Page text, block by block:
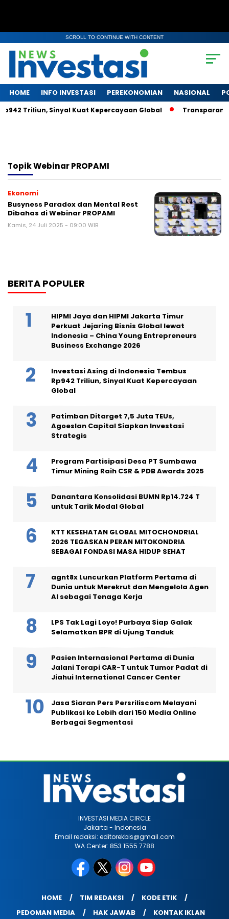
SCROLL TO CONTINUE WITH CONTENT
HOME INFO INVESTASI PEREKONOMIAN NASIONAL
Triliun, Sinyal Kuat Kepercayaan Global Transparansi
TopikWebinar PROPAMI
Ekonomi
Busyness Paradox dan Mental Rest
Dibahas di Webinar PROPAMI
Kamis, 24 Juli 2025 - 09:00 WIB
BERITA POPULER
HIPMI Jaya dan HIPMI Jakarta Timur
Perkuat Jejaring Bisnis Global lewat
Indonesia – China Young Entrepreneurs
Business Exchange 2026
Investasi Asing di Indonesia Tembus
Rp942 Triliun, Sinyal Kuat Kepercayaan
Global
Patimban Ditarget 7,5 Juta TEUs,
Agoeslan Capital Siapkan Investasi
Strategis
Program Partisipasi Desa PT Sumbawa
Timur Mining Raih CSR & PDB Awards 2025
Danantara Konsolidasi BUMN Rp14.724 T
untuk Tarik Modal Global
KTT KESEHATAN GLOBAL MITOCHONDRIAL
2026 TEGASKAN PERAN MITOKONDRIA
SEBAGAI FONDASI MASA HIDUP SEHAT
agnt8x Luncurkan Platform Pertama di
Dunia untuk Merekrut dan Mengelola Agen
AI sebagai Tenaga Kerja
LPS Tak Lagi Loyo! Purbaya Siap Galak
Selamatkan BPR di Ujung Tanduk
Pasien Internasional Pertama di Dunia
Jalani Terapi CAR-T untuk Tumor Padat di
Jiahui International Cancer Center
Jasa Siaran Pers Persriliscom Melayani
Publikasi ke Lebih dari 150 Media Online
Berbagai Segmentasi
INVESTASI MEDIA CIRCLE
Jakarta - Indonesia
Email redaksi: editorekbis@gmail.com
WA Center: 853 1555 7788
HOME TIM REDAKSI
KODE ETIK
PEDOMAN MEDIA
HAK JAWAB KONTAK IKLAN